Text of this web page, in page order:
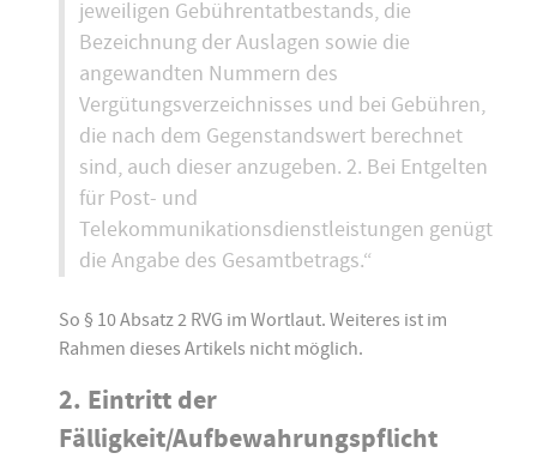
jeweiligen Gebührentatbestands, die
Bezeichnung der Auslagen sowie die
angewandten Nummern des
Vergütungsverzeichnisses und bei Gebühren,
die nach dem Gegenstandswert berechnet
sind, auch dieser anzugeben. 2. Bei Entgelten
für Post- und
Telekommunikationsdienstleistungen genügt
die Angabe des Gesamtbetrags.“
So § 10 Absatz 2 RVG im Wortlaut. Weiteres ist im
Rahmen dieses Artikels nicht möglich.
2. Eintritt der
Fälligkeit/Aufbewahrungspflicht